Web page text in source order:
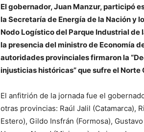
El gobernador, Juan Manzur, participó
la Secretaría de Energía de la Nación y
Nodo Logístico del Parque Industrial de
la presencia del ministro de Economía
autoridades provinciales firmaron la
injusticias históricas” que sufre el Norte
El anfitrión de la jornada fue el
otras provincias: Raúl Jalil (Catamarca),
Estero), Gildo Insfrán (Formosa),